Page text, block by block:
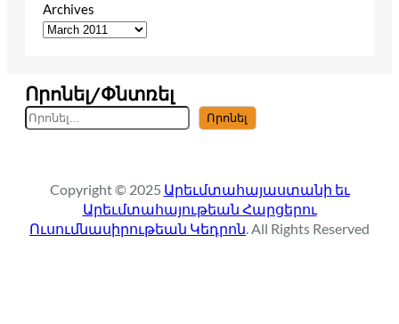
Archives
Որոնել/Փնտռել
S
e
c
h
Որոնել
Copyright © 2025 Արեւմտահայաստանի եւ
Արեւմտահայութեան Հարցերու
Ուսումնասիրութեան Կեդրոն. All Rights Reserved